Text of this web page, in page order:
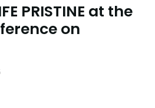
PRISTINE at the
on